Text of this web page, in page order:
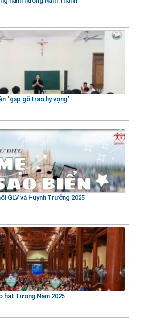
"gặp gỡ trao hy vọng"
GLV và Huynh Trưởng 2025
hạt Tương Nam 2025